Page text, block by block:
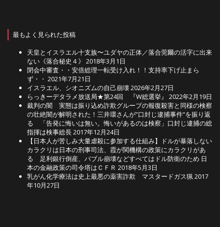
最もよく見られた投稿
天皇とイスラエル十支族〜ユダヤの正体／落合莞爾の活字に出来
ない《落合秘史４》 2018年3月1日
閉会中審査・・安倍総理一転受け入れ！！支持率下げ止まら
ず・・ 2021年7月21日
イスラエル、シオニズムの自己崩壊2026年2月27日
らっきーデタラメ放送局★第24回 『W総選挙』
2022年2月19日
裁判の闇 実態は振り込め詐欺グループの報復殺害と同様の検察
の壮絶闇が解明された！三井環さんが”口封じ逮捕事件”を振り返
る 「告発に悔いは無い。悔いがあるのは検察」口封じ逮捕の総
指揮は検事総長2017年12月24日
【日本人が苦しみ大量虐殺に参加する仕組み】ドルが暴落しない
カラクリは日本の刑事司法、霞が関機構の政策にカラクリがあ
る 足利銀行倒産、バブル崩壊などすべてはドル防衛のため 日
本の金融政策の司令塔はＣＦＲ 2018年5月3日
乳がん化学療法は史上最悪の薬害詐欺 マスタードガス猟 2017
年10月27日